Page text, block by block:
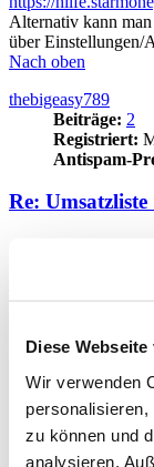
Diese
Wir verwenden
zu können und
analysieren.
Alternativ kann
über Einstellungen/
Nach oben
thebigeasy789
Beiträge: 2
Registriert:
Antispam-
Re:
den Spalten.
Es ist in der alten
eine Auswahl
Was in der neuen
dargestellten